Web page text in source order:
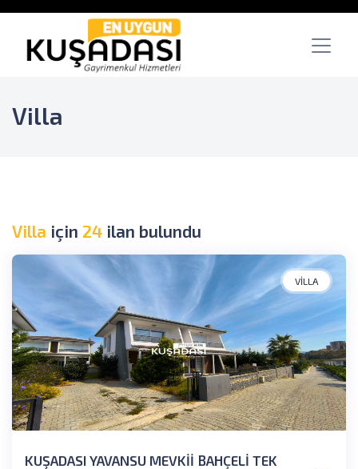
Villa
Villa için 24 ilan bulundu
VILLA
KUŞADASI YAVANSU MEVKİİ BAHÇELİ TEK